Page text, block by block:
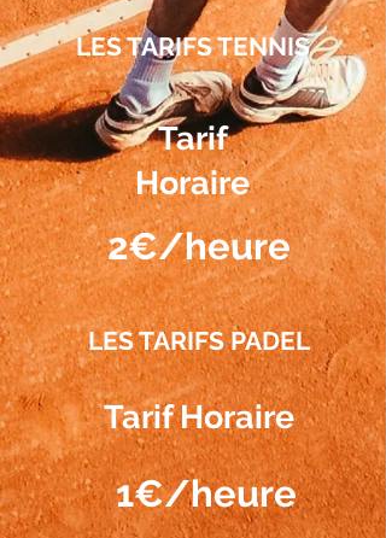
LES TARIFS TENNIS
Tarif
Horaire
2€/heure
LES TARIFS PADEL
Tarif Horaire
1€/heure